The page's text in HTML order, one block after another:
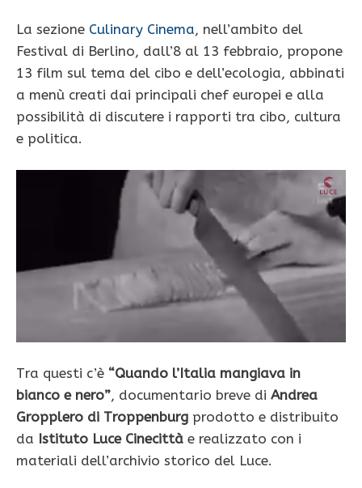
La sezione Culinary Cinema, nell’ambito del
Festival di Berlino, dall’8 al 13 febbraio, propone
13 film sul tema del cibo e dell’ecologia, abbinati
a menù creati dai principali chef europei e alla
possibilità di discutere i rapporti tra cibo, cultura
e politica.
Tra questi c’è “Quando l’Italia mangiava in
bianco e nero”, documentario breve di Andrea
Gropplero di Troppenburg prodotto e distribuito
da Istituto Luce Cinecittà e realizzato con i
materiali dell’archivio storico del Luce.